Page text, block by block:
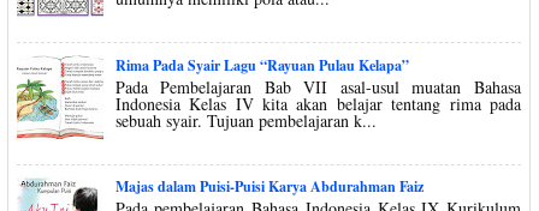
Rima Pada Syair Lagu “Rayuan Pulau Kelapa”
Pada Pembelajaran Bab VII asal-usul muatan Bahasa
Indonesia Kelas IV kita akan belajar tentang rima pada
sebuah syair. Tujuan pembelajaran k...
Majas dalam Puisi-Puisi Karya Abdurahman Faiz